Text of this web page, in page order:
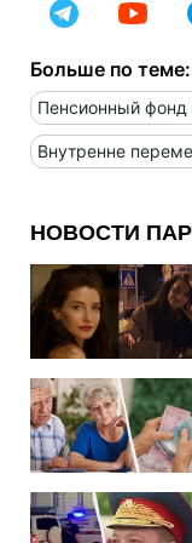
Больше по теме:
Пенсионный фонд
Внутренне